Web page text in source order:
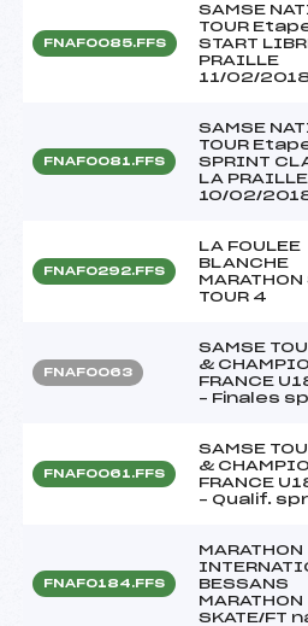
FNAF0085.FFS
SAMSE
TOUR
START
PRAILLE
11/02/
FNAF0081.FFS
SAMSE
TOUR
SPRINT
LA PRAILLE
10/02/
FNAF0292.FFS
LA FOULEE
BLANCHE
TOUR 4
FNAF0063
SAMSE
&
FRANCE
– Finales
FNAF0061.FFS
SAMSE
&
FRANCE
– Qualif.
FNAF0184.FFS
MARATHON
BESSANS
MARATHON
SKATE/FT